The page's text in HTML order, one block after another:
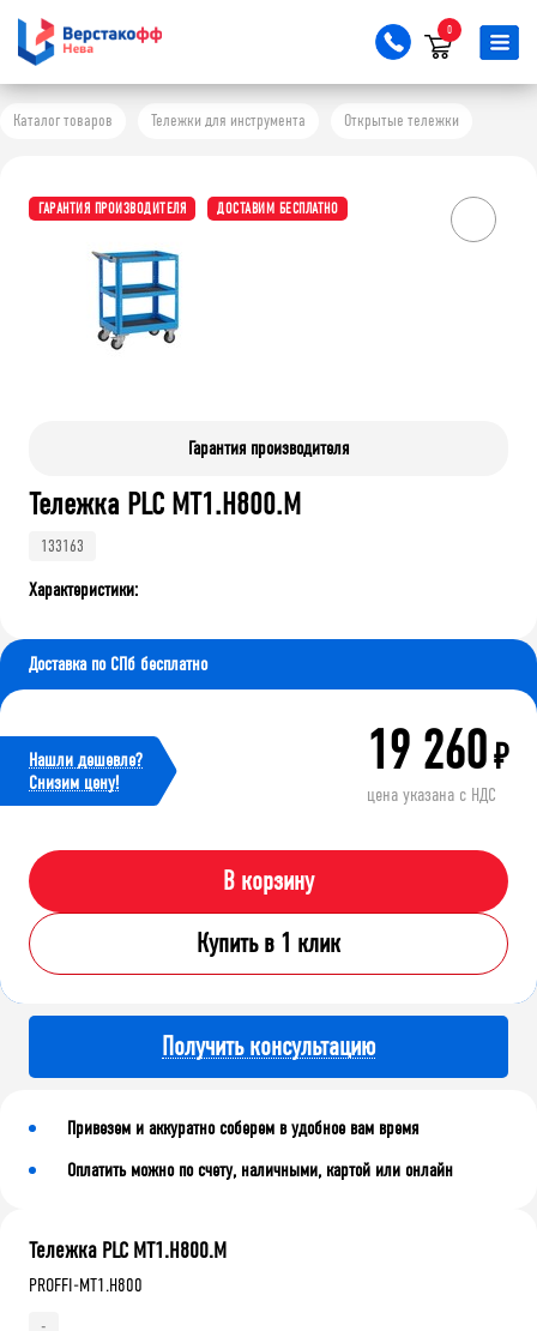
0
Каталог товаров Тележки для инструмента Открытые тележки
ГАРАНТИЯ ПРОИЗВОДИТЕЛЯ ДОСТАВИМ БЕСПЛАТНО
Гарантия производителя
Тележка PLC МT1.H800.М
133163
Характеристики:
Доставка по СПб бесплатно
Нашли дешевле?
Cнизим цену!
19 260₽
цена указана с НДС
В корзину
Купить в 1 клик
Получить консультацию
Привезем и аккуратно соберем в удобное вам время
Оплатить можно по счету, наличными, картой или онлайн
Тележка PLC МT1.H800.М
PROFFI-МT1.H800